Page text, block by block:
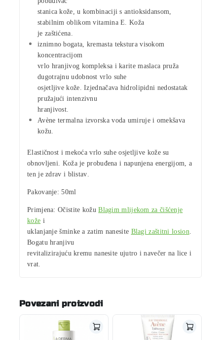
stanica kože, u kombinaciji s antioksidansom,
stabilnim oblikomvitamina E. Koža
je zaštićena.
iznimno bogata, kremasta tekstura visokom
koncentracijom
vrlo hranjivog kompleksa ikarite maslaca pruža
dugotrajnu udobnost vrlo suhe
osjetljive kože. Izjednačava hidrolipidni nedostatak
pružajući intenzivnu
hranjivost.
Avène termalna izvorska voda umiruje i omekšava
kožu.
Elastičnost i mekoća vrlo suhe osjetljive kože su
obnovljeni. Koža je probuđena i napunjena energijom, a
ten je zdrav i blistav.
Pakovanje: 50ml
Primjena: Očistite kožuBlagim mlijekom za čišćenje
kože i
uklanjanje šminke a zatim nanesite Blagi zaštitni losion.
Bogatu hranjivu
revitalizirajuću kremu nanesite ujutro i navečer na lice i
vrat.
Povezani proizvodi